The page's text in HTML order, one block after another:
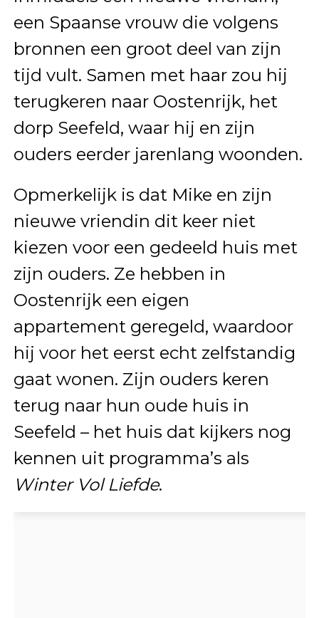
een Spaanse vrouw die volgens
bronnen een groot deel van zijn
tijd vult. Samen met haar zou hij
terugkeren naar Oostenrijk, het
dorp Seefeld, waar hij en zijn
ouders eerder jarenlang woonden.
Opmerkelijk is dat Mike en zijn
nieuwe vriendin dit keer niet
kiezen voor een gedeeld huis met
zijn ouders. Ze hebben in
Oostenrijk een eigen
appartement geregeld, waardoor
hij voor het eerst echt zelfstandig
gaat wonen. Zijn ouders keren
terug naar hun oude huis in
Seefeld – het huis dat kijkers nog
kennen uit programma’s als
Winter Vol Liefde.